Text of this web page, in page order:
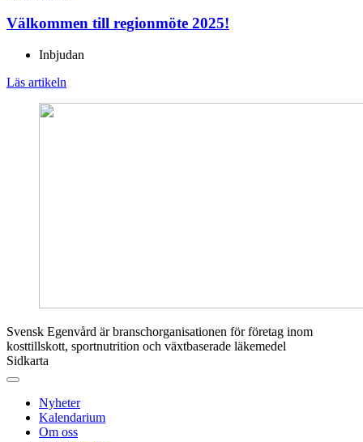
Välkommen till regionmöte 2025!
Inbjudan
Läs artikeln
Svensk Egenvård är branschorganisationen för företag inom
kosttillskott, sportnutrition och växtbaserade läkemedel
Sidkarta
Nyheter
Kalendarium
Om oss